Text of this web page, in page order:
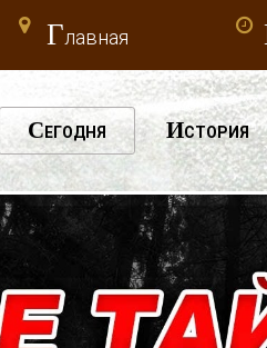
Главная
СЕГОДНЯ ИСТОРИЯ